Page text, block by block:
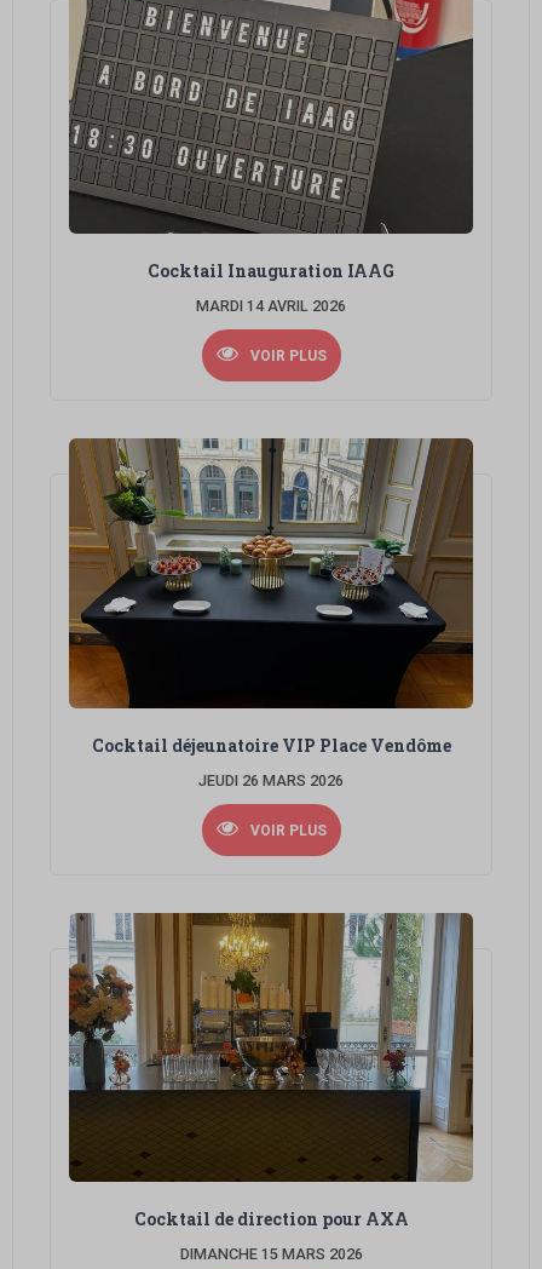
Cocktail Inauguration IAAG
MARDI 14 AVRIL 2026
VOIR PLUS
Cocktail déjeunatoire VIP Place Vendôme
JEUDI 26 MARS 2026
VOIR PLUS
Cocktail de direction pour AXA
DIMANCHE 15 MARS 2026